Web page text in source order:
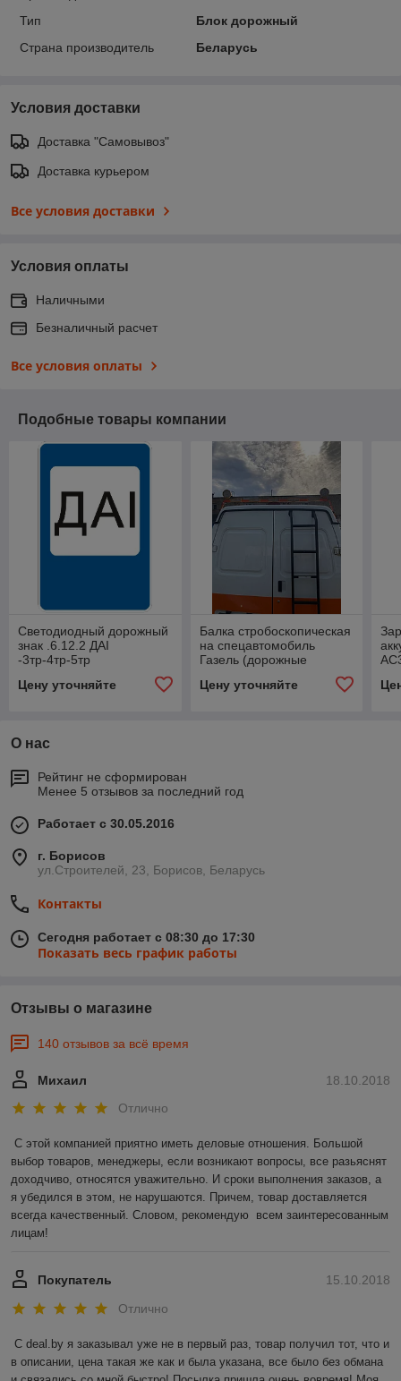
Тип
Блок дорожный
Страна производитель
Беларусь
Условия доставки
Доставка "Самовывоз"
Доставка курьером
Все условия доставки
Условия оплаты
Наличными
Безналичный расчет
Все условия оплаты
Подобные товары компании
Светодиодный дорожный
знак .6.12.2 ДАI
-3тр-4тр-5тр
Цену уточняйте
Балка стробоскопическая
на спецавтомобиль
Газель (дорожные
Цену уточняйте
О нас
Рейтинг не сформирован
Менее 5 отзывов за последний год
Работает с 30.05.2016
г. Борисов
ул.Строителей, 23, Борисов, Беларусь
Контакты
Сегодня работает с 08:30 до 17:30
Показать весь график работы
Отзывы о магазине
140 отзывов за всё время
18.10.2018
Михаил
Отлично
С этой компанией приятно иметь деловые отношения. Большой
выбор товаров, менеджеры, если возникают вопросы, все разьяснят
доходчиво, относятся уважительно. И сроки выполнения заказов, а
я убедился в этом, не нарушаются. Причем, товар доставляется
всегда качественный. Словом, рекомендую  всем заинтересованным
лицам!
15.10.2018
Покупатель
Отлично
С deal.by я заказывал уже не в первый раз, товар получил тот, что и
в описании, цена такая же как и была указана, все было без обмана